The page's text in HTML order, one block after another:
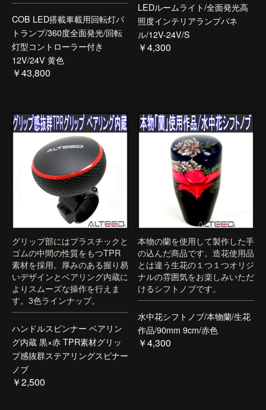
COB LED搭載車載用回転灯パ
トランプ/360度全面発光/回転
灯型コントローラー付き
12V/24V 黄色
￥43,800
LEDルームライト/全面発光高
照度インテリアランプパネ
ル/12V-24V/S
￥4,300
グリップ部にはプラスチックと
ゴムの中間の性質をもつTPR
素材を採用。厚みのある握り易
いデザインとベアリング内蔵に
よりスムーズな操作を行えま
す。3色ラインナップ。
ハンドルスピンナー ベアリン
グ内蔵 黒×赤 TPR素材グリッ
プ感抜群ステアリングスピナー
ノブ
￥2,500
本物の蘭を使用して製作した手
の込んだ商品です。造花使用品
とは違う生花の１つ１つオリジ
ナルの雰囲気をお楽しみいただ
けるシフトノブです。
水中花シフトノブ/本物蘭/生花
作品/90mm 9cm/赤色
￥4,300